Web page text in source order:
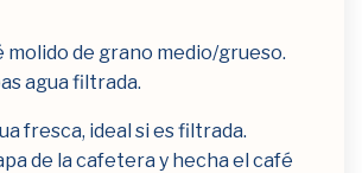
molido de grano medio/grueso.
agua filtrada.
fresca, ideal si es filtrada.
de la cafetera y hecha el café